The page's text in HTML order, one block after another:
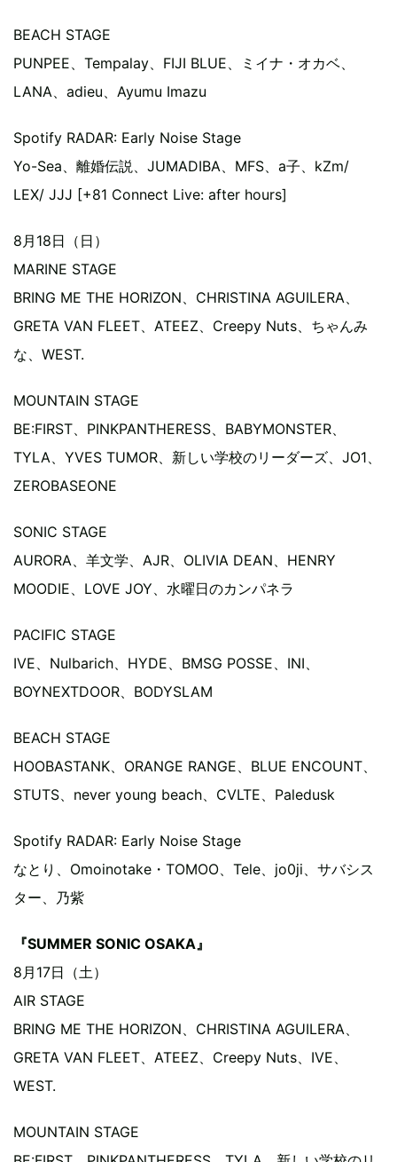
BEACH STAGE
PUNPEE、Tempalay、FIJI BLUE、ミイナ・オカベ、
LANA、adieu、Ayumu Imazu
Spotify RADAR: Early Noise Stage
Yo-Sea、離婚伝説、JUMADIBA、MFS、a⼦、kZm/
LEX/ JJJ [+81 Connect Live: after hours]
8月18日（日）
MARINE STAGE
BRING ME THE HORIZON、CHRISTINA AGUILERA、
GRETA VAN FLEET、ATEEZ、Creepy Nuts、ちゃんみ
な、WEST.
MOUNTAIN STAGE
BE:FIRST、PINKPANTHERESS、BABYMONSTER、
TYLA、YVES TUMOR、新しい学校のリーダーズ、JO1、
ZEROBASEONE
SONIC STAGE
AURORA、⽺⽂学、AJR、OLIVIA DEAN、HENRY
MOODIE、LOVE JOY、⽔曜⽇のカンパネラ
PACIFIC STAGE
IVE、Nulbarich、HYDE、BMSG POSSE、INI、
BOYNEXTDOOR、BODYSLAM
BEACH STAGE
HOOBASTANK、ORANGE RANGE、BLUE ENCOUNT、
STUTS、never young beach、CVLTE、Paledusk
Spotify RADAR: Early Noise Stage
なとり、Omoinotake・TOMOO、Tele、jo0ji、サバシス
ター、乃紫
『SUMMER SONIC OSAKA』
8月17日（土）
AIR STAGE
BRING ME THE HORIZON、CHRISTINA AGUILERA、
GRETA VAN FLEET、ATEEZ、Creepy Nuts、IVE、
WEST.
MOUNTAIN STAGE